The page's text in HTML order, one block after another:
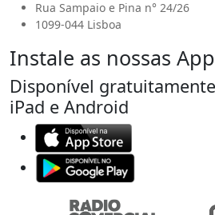
Rua Sampaio e Pina n° 24/26
1099-044 Lisboa
Instale as nossas
Disponível
iPad e Android